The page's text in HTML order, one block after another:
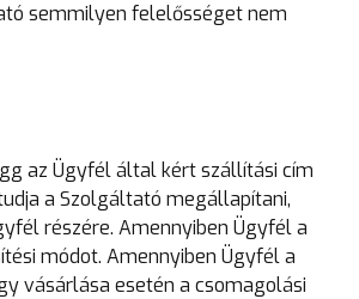
semmilyen felelősséget nem
az Ügyfél által kért szállítási cím
a Szolgáltató megállapítani,
részére. Amennyiben Ügyfél a
módot. Amennyiben Ügyfél a
vásárlása esetén a csomagolási